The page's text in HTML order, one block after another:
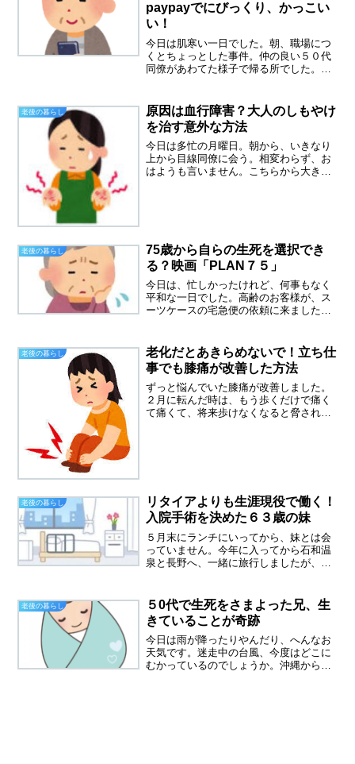
paypayでにびっくり、かっこい
い！
今日は肌寒い一日でした。朝、職場につ
くとちょっとした事件。仲の良い５０代
同僚があわてた様子で帰る所でした。来
れたのです。私の職場のスーパーでは一
緒に住んでいる家族が濃厚接...
老後の暮らし
原因は血行障害？大人のしもやけ
を治す意外な方法
今日は多忙の月曜日。朝から、いきなり
上から目線同僚に会う。相変わらず、お
はようも言いません。こちらから大きな
老後の暮らし
75歳から自らの生死を選択でき
る？映画「PLAN７５」
今日は、忙しかったけれど、何事もなく
平和な一日でした。高齢のお客様が、ス
ーツケースの宅急便の依頼に来ました。
れていました。コロナが終わったからや
っと行けるのよと言ってい...
老後の暮らし
老化だとあきらめないで！立ち仕
事でも膝痛が改善した方法
ずっと悩んでいた膝痛が改善しました。
２月に転んだ時は、もう歩くだけで痛く
て痛くて、将来歩けなくなると脅され
老後の暮らし
リタイアよりも生涯現役で働く！
入院手術を決めた６３歳の妹
５月末にランチにいってから、妹とは会
っていません。今年に入ってから石和温
泉と長野へ、一緒に旅行しましたが、い
気をつかわないですむこと。気をつかわ
ないのをいいことに、時に...
老後の暮らし
５0代で生死をさまよった兄、生
きていることが奇跡
今日は雨が降ったりやんだり、へんなお
天気です。迷走中の台風、今度はどこに
むかっているのでしょうか。沖縄から離